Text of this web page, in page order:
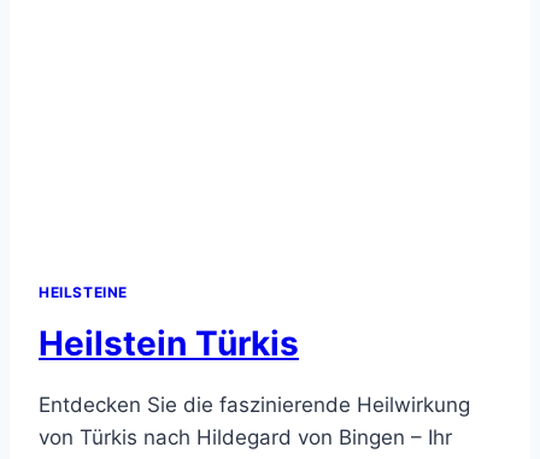
HEILSTEINE
Heilstein Türkis
Entdecken Sie die faszinierende Heilwirkung
von Türkis nach Hildegard von Bingen – Ihr